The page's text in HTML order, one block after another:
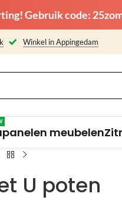
Gebruik code:
Winkel in Appingedam
meubelen
U poten